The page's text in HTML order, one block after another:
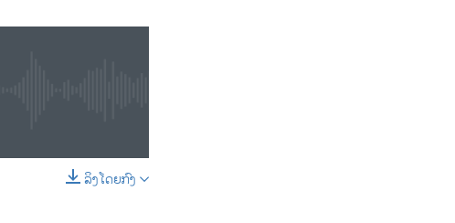
SHARE
ລິງໂດຍກົງ